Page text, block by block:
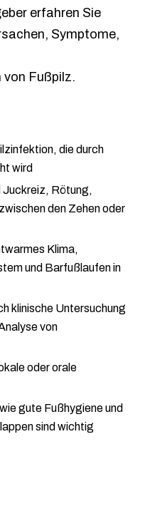
erfahren Sie
Symptome,
von Fußpilz.
die durch
wird
Juckreiz, Rötung,
den Zehen oder
Klima,
und Barfußlaufen in
klinische Untersuchung
von
oder orale
gute Fußhygiene und
sind wichtig